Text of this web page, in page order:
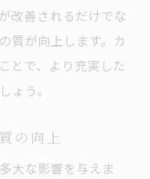
改善されるだけでな
質が向上します。カ
とで、より充実した
ょう。
の向上
大な影響を与えま